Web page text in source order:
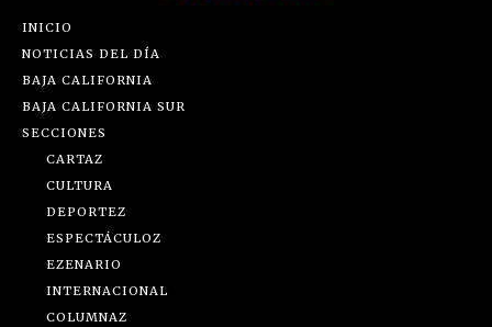
INICIO
NOTICIAS DEL DÍA
BAJA CALIFORNIA
BAJA CALIFORNIA SUR
SECCIONES
CARTAZ
CULTURA
DEPORTEZ
ESPECTÁCULOZ
EZENARIO
INTERNACIONAL
COLUMNAZ